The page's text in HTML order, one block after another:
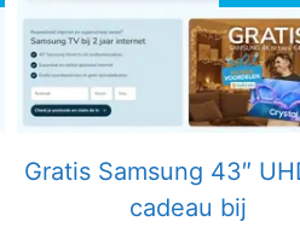
Gratis Samsung 43″
cadeau bij